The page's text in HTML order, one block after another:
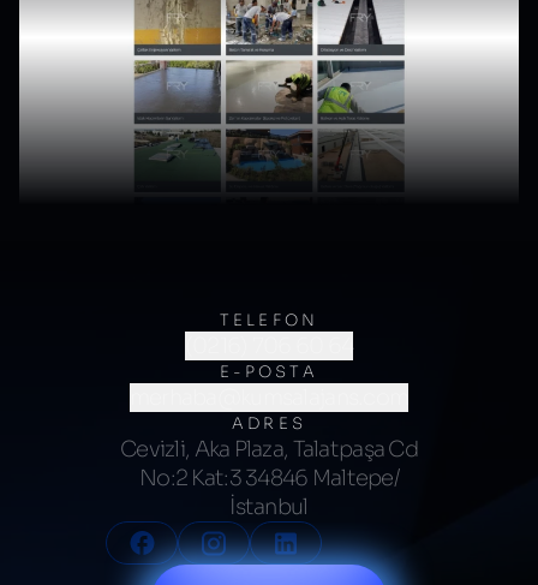
TELEFON
(0216) 706 60 64
E-POSTA
ADRES
Cevizli, Aka Plaza, Talatpaşa Cd
No:2 Kat:3 34846 Maltepe/
İstanbul